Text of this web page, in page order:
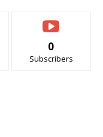
0
Subscribers